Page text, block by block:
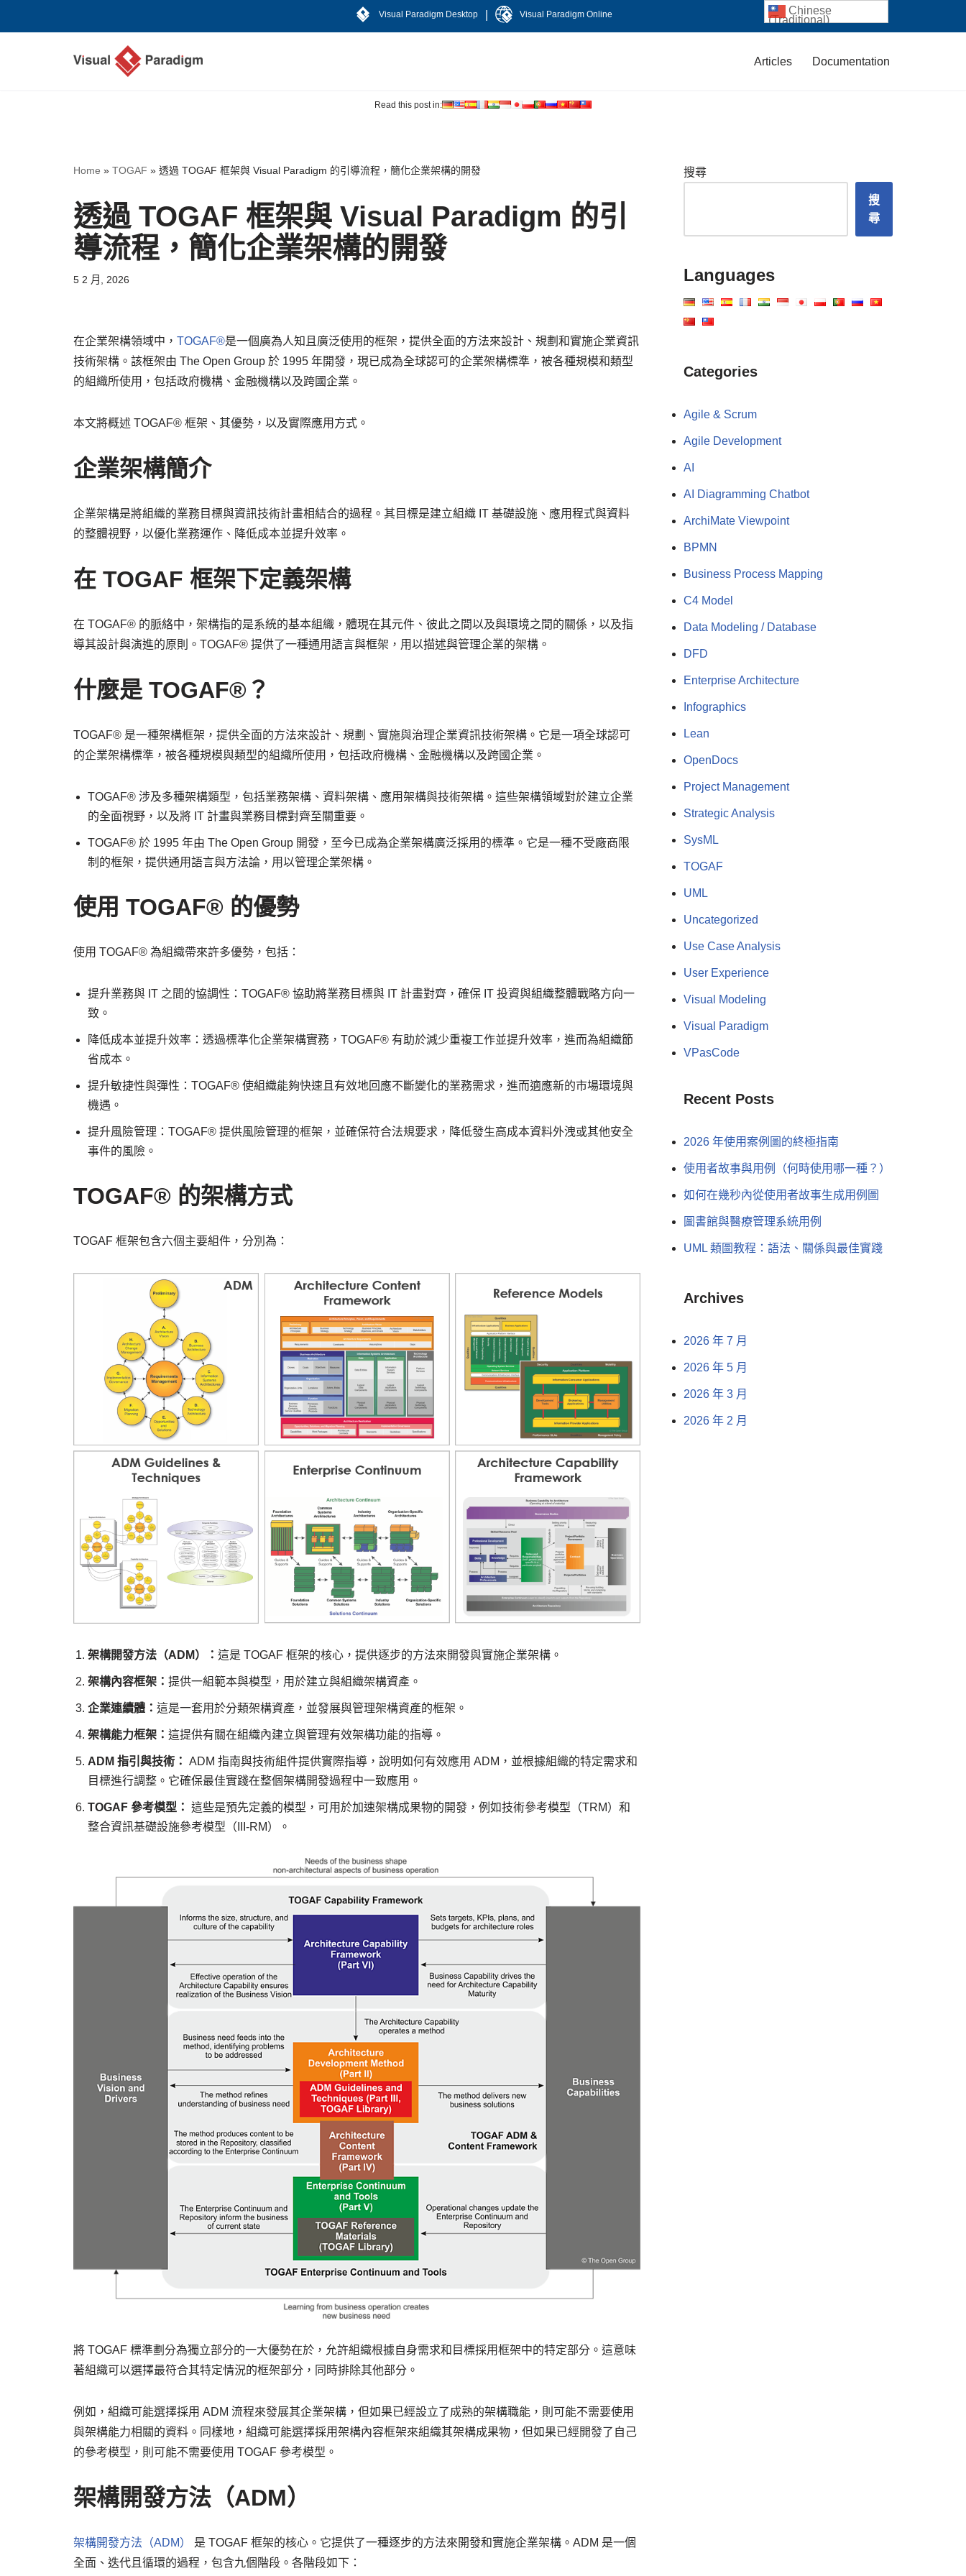
Visual Paradigm Desktop Visual Paradigm Online
Articles Documentation
Read this post in:
Home » TOGAF » 透過 TOGAF 框架與 Visual Paradigm 的引導流程，簡化企業架構的開發
透過 TOGAF 框架與 Visual Paradigm 的引
導流程，簡化企業架構的開發
5 2 月, 2026
在企業架構領域中， TOGAF®是一個廣為人知且廣泛使用的框架，提供全面的方法來設計、規劃和實施企業資訊
技術架構。該框架由 The Open Group 於 1995 年開發，現已成為全球認可的企業架構標準，被各種規模和類型
的組織所使用，包括政府機構、金融機構以及跨國企業。
本文將概述 TOGAF® 框架、其優勢，以及實際應用方式。
企業架構簡介
企業架構是將組織的業務目標與資訊技術計畫相結合的過程。其目標是建立組織 IT 基礎設施、應用程式與資料
的整體視野，以優化業務運作、降低成本並提升效率。
在 TOGAF 框架下定義架構
在 TOGAF® 的脈絡中，架構指的是系統的基本組織，體現在其元件、彼此之間以及與環境之間的關係，以及指
導其設計與演進的原則。TOGAF® 提供了一種通用語言與框架，用以描述與管理企業的架構。
什麼是 TOGAF®？
TOGAF® 是一種架構框架，提供全面的方法來設計、規劃、實施與治理企業資訊技術架構。它是一項全球認可
的企業架構標準，被各種規模與類型的組織所使用，包括政府機構、金融機構以及跨國企業。
TOGAF® 涉及多種架構類型，包括業務架構、資料架構、應用架構與技術架構。這些架構領域對於建立企業
的全面視野，以及將 IT 計畫與業務目標對齊至關重要。
TOGAF® 於 1995 年由 The Open Group 開發，至今已成為企業架構廣泛採用的標準。它是一種不受廠商限
制的框架，提供通用語言與方法論，用以管理企業架構。
使用 TOGAF® 的優勢
使用 TOGAF® 為組織帶來許多優勢，包括：
提升業務與 IT 之間的協調性：TOGAF® 協助將業務目標與 IT 計畫對齊，確保 IT 投資與組織整體戰略方向一
致。
降低成本並提升效率：透過標準化企業架構實務，TOGAF® 有助於減少重複工作並提升效率，進而為組織節
省成本。
提升敏捷性與彈性：TOGAF® 使組織能夠快速且有效地回應不斷變化的業務需求，進而適應新的市場環境與
機遇。
提升風險管理：TOGAF® 提供風險管理的框架，並確保符合法規要求，降低發生高成本資料外洩或其他安全
事件的風險。
TOGAF® 的架構方式
TOGAF 框架包含六個主要組件，分別為：
架構開發方法（ADM）： 這是 TOGAF 框架的核心，提供逐步的方法來開發與實施企業架構。
架構內容框架： 提供一組範本與模型，用於建立與組織架構資產。
企業連續體： 這是一套用於分類架構資產，並發展與管理架構資產的框架。
架構能力框架： 這提供有關在組織內建立與管理有效架構功能的指導。
ADM 指引與技術： ADM 指南與技術組件提供實際指導，說明如何有效應用 ADM，並根據組織的特定需求和
目標進行調整。它確保最佳實踐在整個架構開發過程中一致應用。
TOGAF 參考模型： 這些是預先定義的模型，可用於加速架構成果物的開發，例如技術參考模型（TRM）和
整合資訊基礎設施參考模型（III-RM）。
將 TOGAF 標準劃分為獨立部分的一大優勢在於，允許組織根據自身需求和目標採用框架中的特定部分。這意味
著組織可以選擇最符合其特定情況的框架部分，同時排除其他部分。
例如，組織可能選擇採用 ADM 流程來發展其企業架構，但如果已經設立了成熟的架構職能，則可能不需要使用
與架構能力相關的資料。同樣地，組織可能選擇採用架構內容框架來組織其架構成果物，但如果已經開發了自己
的參考模型，則可能不需要使用 TOGAF 參考模型。
架構開發方法（ADM）
架構開發方法（ADM）
是 TOGAF 框架的核心。它提供了一種逐步的方法來開發和實施企業架構。ADM 是一個
全面、迭代且循環的過程，包含九個階段。各階段如下：
搜尋
搜
尋
Languages
Categories
Agile & Scrum
Agile Development
AI
AI Diagramming Chatbot
ArchiMate Viewpoint
BPMN
Business Process Mapping
C4 Model
Data Modeling / Database
DFD
Enterprise Architecture
Infographics
Lean
OpenDocs
Project Management
Strategic Analysis
SysML
TOGAF
UML
Uncategorized
Use Case Analysis
User Experience
Visual Modeling
Visual Paradigm
VPasCode
Recent Posts
2026 年使用案例圖的終極指南
使用者故事與用例（何時使用哪一種？）
如何在幾秒內從使用者故事生成用例圖
圖書館與醫療管理系統用例
UML 類圖教程：語法、關係與最佳實踐
Archives
2026 年 7 月
2026 年 5 月
2026 年 3 月
2026 年 2 月
Chinese
(Traditional)